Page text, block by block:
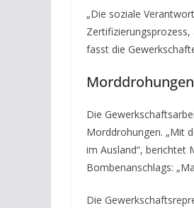
„Die soziale
fasst die
Die
Morddrohungen. „Mit
im Ausland“, berichtet
Bombenanschlags:
Die